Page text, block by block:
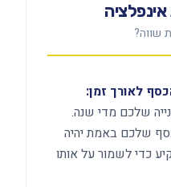
שווה?
לאורך זמן:
שלכם מדי שנה.
שלכם באמת יהיה
כדי לשמור על אותו